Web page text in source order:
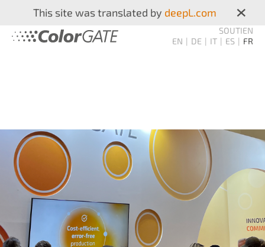
This site was translated by deepL.com ×
SOUTIEN
EN
DE IT ES FR